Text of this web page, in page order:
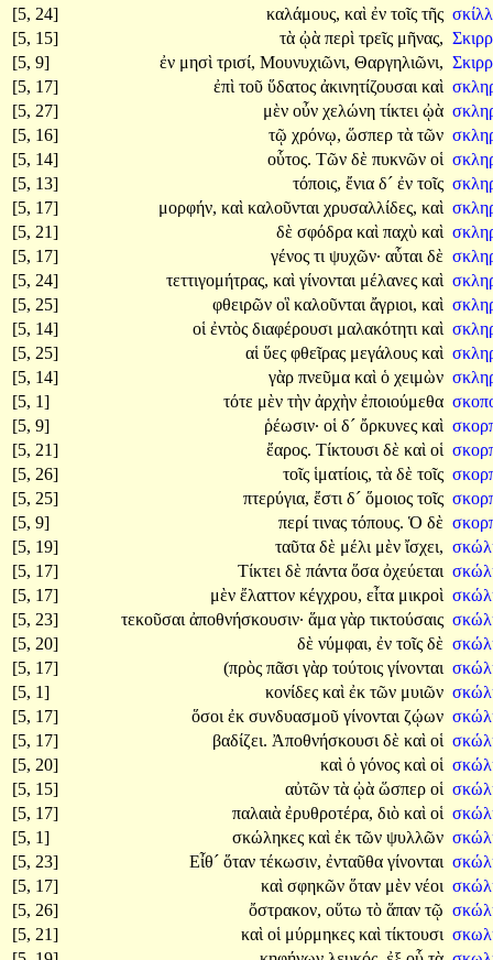
[5, 24]
καλάμους, καὶ ἐν τοῖς τῆς
[5, 15]
τὰ ᾠὰ περὶ τρεῖς μῆνας,
[5, 9]
ἐν μησὶ τρισί, Μουνυχιῶνι, Θαργηλιῶνι,
[5, 17]
ἐπὶ τοῦ ὕδατος ἀκινητίζουσαι καὶ
[5, 27]
μὲν οὖν χελώνη τίκτει ᾠὰ
[5, 16]
τῷ χρόνῳ, ὥσπερ τὰ τῶν
[5, 14]
οὗτος. Τῶν δὲ πυκνῶν οἱ
[5, 13]
τόποις, ἔνια δ´ ἐν τοῖς
[5, 17]
μορφήν, καὶ καλοῦνται χρυσαλλίδες, καὶ
[5, 21]
δὲ σφόδρα καὶ παχὺ καὶ
[5, 17]
γένος τι ψυχῶν· αὗται δὲ
[5, 24]
τεττιγομήτρας, καὶ γίνονται μέλανες καὶ
[5, 25]
φθειρῶν οἳ καλοῦνται ἄγριοι, καὶ
[5, 14]
οἱ ἐντὸς διαφέρουσι μαλακότητι καὶ
[5, 25]
αἱ ὕες φθεῖρας μεγάλους καὶ
[5, 14]
γὰρ πνεῦμα καὶ ὁ χειμὼν
[5, 1]
τότε μὲν τὴν ἀρχὴν ἐποιούμεθα
[5, 9]
ῥέωσιν· οἱ δ´ ὄρκυνες καὶ
[5, 21]
ἔαρος. Τίκτουσι δὲ καὶ οἱ
[5, 26]
τοῖς ἱματίοις, τὰ δὲ τοῖς
[5, 25]
πτερύγια, ἔστι δ´ ὅμοιος τοῖς
[5, 9]
περί τινας τόπους. Ὁ δὲ
[5, 19]
ταῦτα δὲ μέλι μὲν ἴσχει,
[5, 17]
Τίκτει δὲ πάντα ὅσα ὀχεύεται
[5, 17]
μὲν ἔλαττον κέγχρου, εἶτα μικροὶ
[5, 23]
τεκοῦσαι ἀποθνήσκουσιν· ἅμα γὰρ τικτούσαις
[5, 20]
δὲ νύμφαι, ἐν τοῖς δὲ
[5, 17]
(πρὸς πᾶσι γὰρ τούτοις γίνονται
[5, 1]
κονίδες καὶ ἐκ τῶν μυιῶν
[5, 17]
ὅσοι ἐκ συνδυασμοῦ γίνονται ζῴων
[5, 17]
βαδίζει. Ἀποθνήσκουσι δὲ καὶ οἱ
[5, 20]
καὶ ὁ γόνος καὶ οἱ
[5, 15]
αὐτῶν τὰ ᾠὰ ὥσπερ οἱ
[5, 17]
παλαιὰ ἐρυθροτέρα, διὸ καὶ οἱ
[5, 1]
σκώληκες καὶ ἐκ τῶν ψυλλῶν
[5, 23]
Εἶθ´ ὅταν τέκωσιν, ἐνταῦθα γίνονται
[5, 17]
καὶ σφηκῶν ὅταν μὲν νέοι
[5, 26]
ὄστρακον, οὕτω τὸ ἅπαν τῷ
[5, 21]
καὶ οἱ μύρμηκες καὶ τίκτουσι